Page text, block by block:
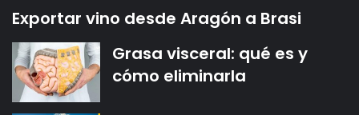
Exportar vino desde Aragón a Brasi
Grasa visceral: qué es y
cómo eliminarla